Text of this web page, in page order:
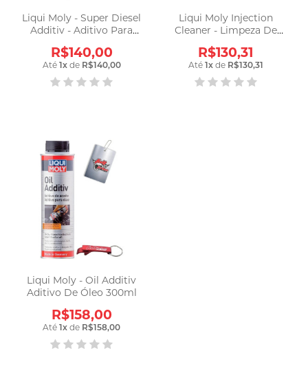
Liqui Moly - Super Diesel
Additiv - Aditivo Para
R$140,00
Até 1xde R$140,00
Liqui Moly Injection
Cleaner - Limpeza De
R$130,31
Até 1xde R$130,31
Liqui Moly - Oil Additiv
Aditivo De Óleo 300ml
R$158,00
Até1x de R$158,00